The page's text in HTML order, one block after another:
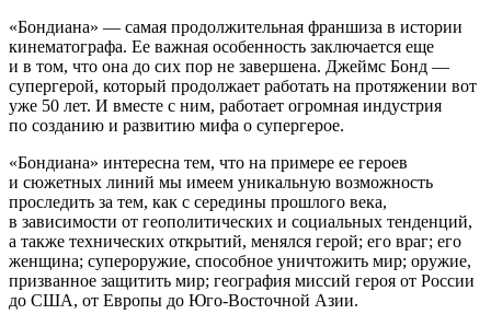
«Бондиана» — самая продолжительная франшиза в истории
кинематографа. Ее важная особенность заключается еще
и в том, что она до сих пор не завершена. Джеймс Бонд —
супергерой, который продолжает работать на протяжении вот
уже 50 лет. И вместе с ним, работает огромная индустрия
по созданию и развитию мифа о супергерое.
«Бондиана» интересна тем, что на примере ее героев
и сюжетных линий мы имеем уникальную возможность
проследить за тем, как с середины прошлого века,
в зависимости от геополитических и социальных тенденций,
а также технических открытий, менялся герой; его враг; его
женщина; супероружие, способное уничтожить мир; оружие,
призванное защитить мир; география миссий героя от России
до США, от Европы до Юго-Восточной Азии.